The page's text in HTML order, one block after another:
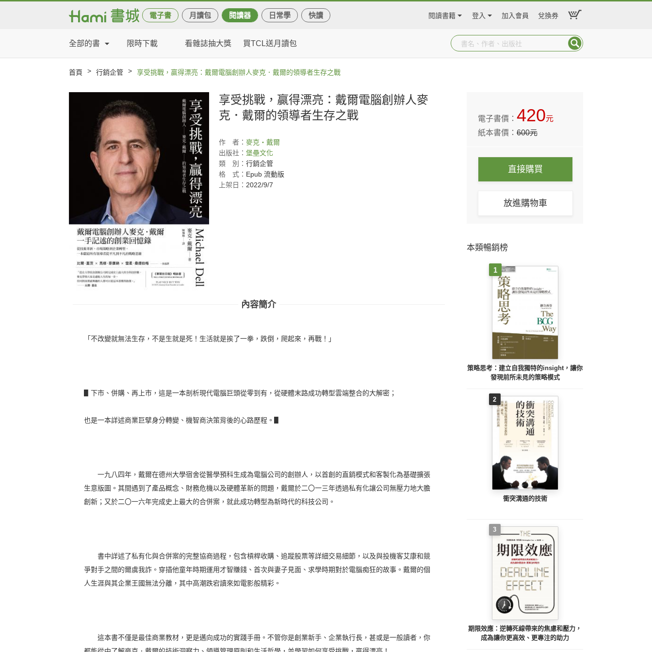
電子書 月讀包 閱讀器 日常學 快讀 閱讀書籍 登入 加入會員 兌換券
全部的書 限時下載 看雜誌抽大獎 買TCL送月讀包
首頁 > 行銷企管 > 享受挑戰，贏得漂亮：戴爾電腦創辦人麥克．戴爾的領導者生存之戰
享受挑戰，贏得漂亮：戴爾電腦創辦人麥
克．戴爾的領導者生存之戰
作 者： 麥克‧戴爾
出版社： 堡壘文化
類
別： 行銷企管
格
式： Epub 流動版
上架日： 2022/9/7
內容簡介
「不改變就無法生存，不是生就是死！生活就是挨了一拳，跌倒，爬起來，再戰！」
▋下市、併購、再上市，這是一本剖析現代電腦巨頭從零到有，從硬體末路成功轉型雲端整合的大解密；
也是一本詳述商業巨擘身分轉變、機智商決策背後的心路歷程。▋
一九八四年，戴爾在德州大學宿舍從醫學預科生成為電腦公司的創辦人，以首創的直銷模式和客製化為基礎擴張
生意版圖。其間遇到了產品概念、財務危機以及硬體革新的問題，戴爾於二〇一三年透過私有化讓公司無壓力地大膽
創新；又於二〇一六年完成史上最大的合併案，就此成功轉型為新時代的科技公司。
書中詳述了私有化與合併案的完整協商過程，包含槓桿收購、追蹤股票等詳細交易細節，以及與投機客艾康和競
爭對手之間的爾虞我詐。穿插他童年時期運用才智賺錢、首次與妻子見面、求學時期對於電腦痴狂的故事。戴爾的個
人生涯與其企業王國無法分離，其中高潮跌宕讀來如電影般精彩。
這本書不僅是最佳商業教材，更是邁向成功的實踐手冊。不管你是創業新手、企業執行長，甚或是一般讀者，你
電子書價：420元
紙本書價：600元
直接購買
放進購物車
本類暢銷榜
1
策略思考：建立自我獨特的insight，讓你
發現前所未見的策略模式
2
衝突溝通的技術
3
期限效應：逆轉死線帶來的焦慮和壓力，
成為讓你更高效、更專注的助力